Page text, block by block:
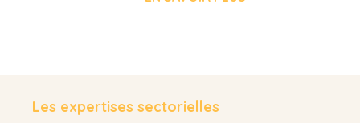
Les expertises sectorielles